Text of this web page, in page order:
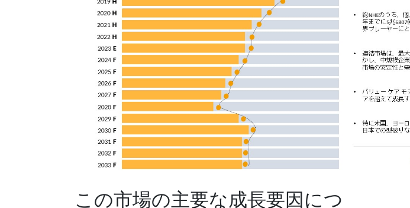
この市場の主要な成長要因につ